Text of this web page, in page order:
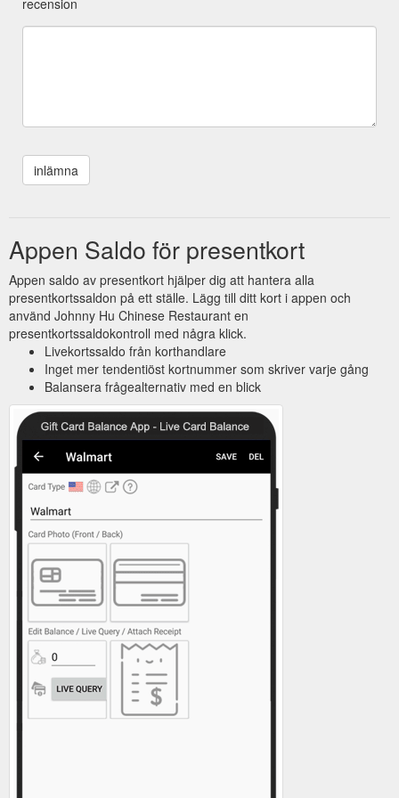
Appen Saldo för presentkort
Appen saldo av presentkort hjälper dig att hantera alla
presentkortssaldon på ett ställe. Lägg till ditt kort i appen och
använd Johnny Hu Chinese Restaurant en
presentkortssaldokontroll med några klick.
Livekortssaldo från korthandlare
Inget mer tendentiöst kortnummer som skriver varje gång
Balansera frågealternativ med en blick